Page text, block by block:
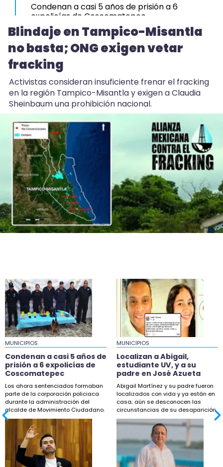
Condenan a casi 5 años de prisión a 6
expolicías de Coscomatepec
23:12
Aprueba Congreso Declaraciones de
Procedencia en contra de dos munícipes
Hicimos una propuesta para que Ingenio San
Pedro no cierre: Nahle
22:52
Huevo de EU entra a Veracruz y avicultores
acusan trato desleal
22:44
Blindaje en Tampico-Misantla no basta; ONG
exigen vetar fracking
20:53
Ellos asumirán como alcaldes en Ixhuatlán y
Úrsulo Galván
19:58
En Chocamán tiran barda y toman Palacio
molestos por obra
19:13
Localizan a Abigail, estudiante UV, y a su padre
en José Azueta
18:42
Buscan a Scarlet, menor desaparecida en
Coatzintla
18:33
Maestros de la UPAV bloquean Sefiplan por
adeudos salariales
18:32
Nahle tilda a Máynez de “simulador” tras
desafuero de alcaldes
Blindaje en Tampico-Misantla
no basta; ONG exigen vetar
fracking
Activistas consideran insuficiente frenar el fracking
en la región Tampico-Misantla y exigen a Claudia
Sheinbaum una prohibición nacional.
MUNICIPIOS
Condenan a casi 5 años de
prisión a 6 expolicías de
Coscomatepec
Los ahora sentenciados formaban
parte de la corporación policiaca
durante la administración del
alcalde de Movimiento Ciudadano.
MUNICIPIOS
Localizan a Abigail,
estudiante UV, y a su
padre en José Azueta
Abigail Martínez y su padre fueron
localizados con vida y ya están en
casa; aún se desconocen las
circunstancias de su desaparición.